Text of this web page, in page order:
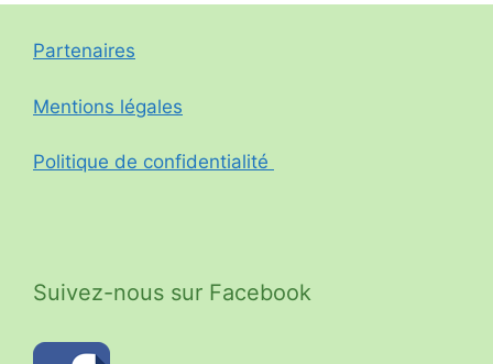
Partenaires
Mentions légales
Politique de confidentialité
Suivez-nous sur Facebook